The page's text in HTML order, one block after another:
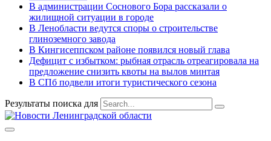
В администрации Соснового Бора рассказали о
жилищной ситуации в городе
В Ленобласти ведутся споры о строительстве
глиноземного завода
В Кингисеппском районе появился новый глава
Дефицит с избытком: рыбная отрасль отреагировала на
предложение снизить квоты на вылов минтая
В СПб подвели итоги туристического сезона
Результаты поиска для